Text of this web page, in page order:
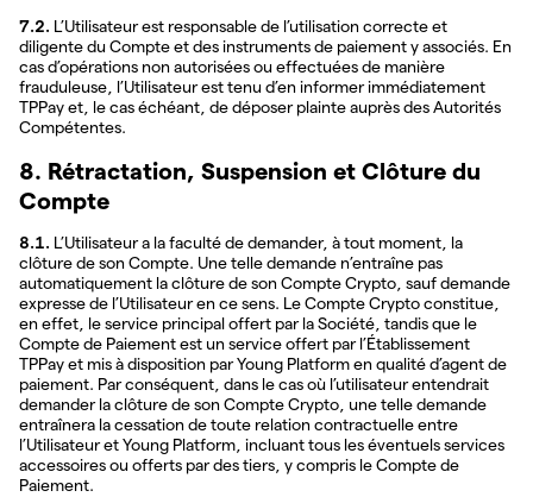
7.2. L’Utilisateur est responsable de l’utilisation correcte et
diligente du Compte et des instruments de paiement y associés. En
cas d’opérations non autorisées ou effectuées de manière
frauduleuse, l’Utilisateur est tenu d’en informer immédiatement
TPPay et, le cas échéant, de déposer plainte auprès des Autorités
Compétentes.
8. Rétractation, Suspension et Clôture du
Compte
8.1. L’Utilisateur a la faculté de demander, à tout moment, la
clôture de son Compte. Une telle demande n’entraîne pas
automatiquement la clôture de son Compte Crypto, sauf demande
expresse de l’Utilisateur en ce sens. Le Compte Crypto constitue,
en effet, le service principal offert par la Société, tandis que le
Compte de Paiement est un service offert par l’Établissement
TPPay et mis à disposition par Young Platform en qualité d’agent de
paiement. Par conséquent, dans le cas où l’utilisateur entendrait
demander la clôture de son Compte Crypto, une telle demande
entraînera la cessation de toute relation contractuelle entre
l’Utilisateur et Young Platform, incluant tous les éventuels services
accessoires ou offerts par des tiers, y compris le Compte de
Paiement.